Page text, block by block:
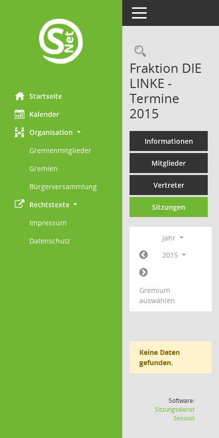
Startseite
Kalender
Organisation
Gremienmitglieder
Gremien
Bürgerversammlung
Rechtstexte
Impressum
Datenschutz
Toggle navigation
Fraktion DIE
LINKE -
Termine
2015
Informationen
Mitglieder
Vertreter
Sitzungen
Jahr
2015
Gremium
auswählen
Keine Daten
gefunden.
Software:
Sitzungsdienst
Session(Wird in